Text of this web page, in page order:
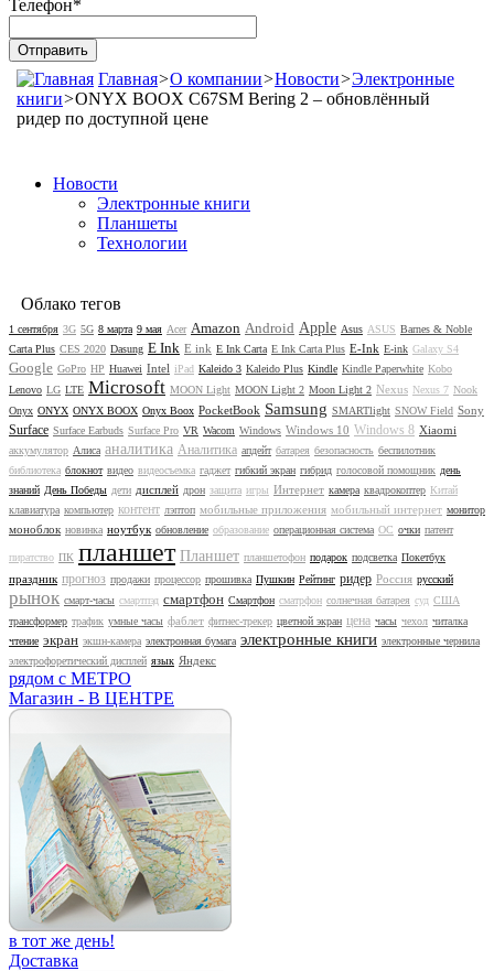
Телефон*
Главная>О компании>Новости>Электронные
книги>ONYX BOOX C67SM Bering 2 – обновлённый
ридер по доступной цене
Новости
Электронные книги
Планшеты
Технологии
Облако тегов
1 сентября 3G 5G 8 марта 9 мая Acer Amazon Android Apple Asus ASUS Barnes & Noble
Carta Plus CES 2020 Dasung E Ink E ink E Ink Carta E Ink Carta Plus E-Ink E-ink Galaxy S4
Google GoPro HP Huawei Intel iPad Kaleido 3 Kaleido Plus Kindle Kindle Paperwhite Kobo
Lenovo LG LTE Microsoft MOON Light MOON Light 2 Moon Light 2 Nexus Nexus 7 Nook
Onyx ONYX ONYX BOOX Onyx Boox PocketBook Samsung SMARTlight SNOW Field Sony
Surface Surface Earbuds Surface Pro VR Wacom Windows Windows 10 Windows 8 Xiaomi
аккумулятор Алиса аналитика Аналитика апдейт батарея безопасность беспилотник
библиотека блокнот видео видеосъемка гаджет гибкий экран гибрид голосовой помощник день
знаний День Победы дети дисплей дрон защита игры Интернет камера квадрокоптер Китай
клавиатура компьютер контент лэптоп мобильные приложения мобильный интернет монитор
моноблок новинка ноутбук обновление образование операционная система ОС очки патент
пиратство ПК планшет Планшет планшетофон подарок подсветка Покетбук
праздник прогноз продажи процессор прошивка Пушкин Рейтинг ридер Россия русский
рынок смарт-часы смартпэд смартфон Смартфон сматрфон солнечная батарея суд США
трансформер трафик умные часы фаблет фитнес-трекер цветной экран цена часы чехол читалка
чтение экран экшн-камера электронная бумага электронные книги электронные чернила
электрофоретический дисплей язык Яндекс
рядом с МЕТРО
Магазин - В ЦЕНТРЕ
в тот же день!
Доставка